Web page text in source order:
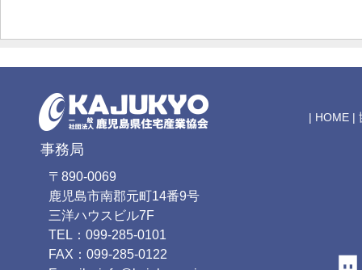
事務局
〒890-0069
鹿児島市南郡元町14番9号
三洋ハウスビル7F
TEL：099-285-0101
FAX：099-285-0122
| HOME |